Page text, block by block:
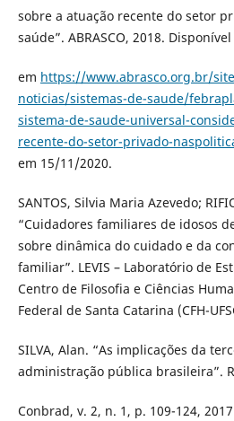
sobre a atuação recente do setor
saúde”. ABRASCO, 2018. Disponível
em https://www.abrasco.org.br/
noticias/sistemas-de-saude/
sistema-de-saude-universal-
recente-do-setor-privado-
em 15/11/2020.
SANTOS, Silvia Maria Azevedo;
“Cuidadores familiares de idosos
sobre dinâmica do cuidado e da
familiar”. LEVIS – Laboratório de
Centro de Filosofia e Ciências
Federal de Santa Catarina (CFH-
SILVA, Alan. “As implicações da
administração pública brasileira”.
Conbrad, v. 2, n. 1, p. 109-124,